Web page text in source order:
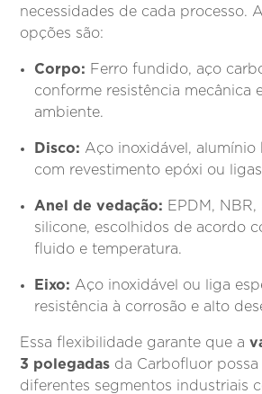
necessidades de cada processo.
opções são:
Corpo: Ferro fundido, aço
conforme resistência mecânica
ambiente.
Disco: Aço inoxidável, alumínio
com revestimento epóxi ou
Anel de vedação: EPDM,
silicone, escolhidos de acordo
fluido e temperatura.
Eixo: Aço inoxidável ou liga
resistência à corrosão e alto
Essa flexibilidade garante que a
3 polegadas da Carbofluor
diferentes segmentos industriais